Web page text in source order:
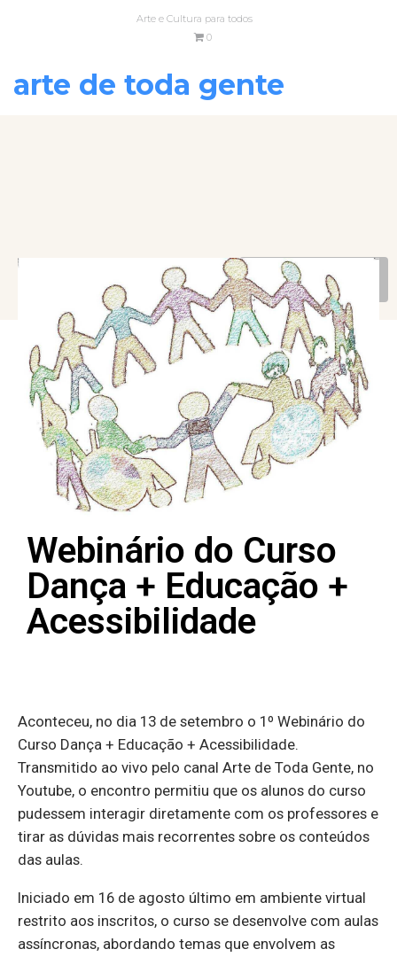
Arte e Cultura para todos
0
arte de toda gente
VOLTAR
Webinário do Curso
Dança + Educação +
Acessibilidade
Aconteceu, no dia 13 de setembro o 1º Webinário do
Curso Dança + Educação + Acessibilidade.
Transmitido ao vivo pelo canal Arte de Toda Gente, no
Youtube, o encontro permitiu que os alunos do curso
pudessem interagir diretamente com os professores e
tirar as dúvidas mais recorrentes sobre os conteúdos
das aulas.
Iniciado em 16 de agosto último em ambiente virtual
restrito aos inscritos, o curso se desenvolve com aulas
assíncronas, abordando temas que envolvem as